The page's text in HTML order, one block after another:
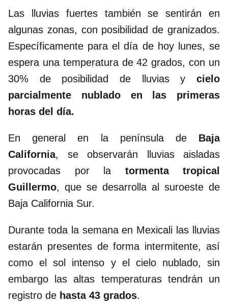
Las lluvias fuertes también se sentirán en
algunas zonas, con posibilidad de granizados.
Específicamente para el día de hoy lunes, se
espera una temperatura de 42 grados, con un
30% de posibilidad de lluvias y cielo
parcialmente nublado en las primeras
horas del día.
En general en la península de Baja
California, se observarán lluvias aisladas
provocadas por la tormenta tropical
Guillermo, que se desarrolla al suroeste de
Baja California Sur.
Durante toda la semana en Mexicali las lluvias
estarán presentes de forma intermitente, así
como el sol intenso y el cielo nublado, sin
embargo las altas temperaturas tendrán un
registro de hasta 43 grados.